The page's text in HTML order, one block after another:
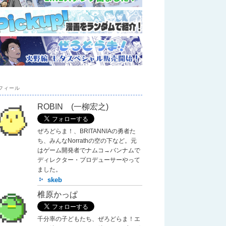
ィール
ROBIN (一柳宏之)
ぜろどらま！、BRITANNIAの勇者た
ち、みんなNorrathの空の下など。元
はゲーム開発者でナムコ→バンナムで
ディレクター・プロデューサーやって
ました。
skeb
椎原かっぱ
千分率の子どもたち、ぜろどらま！エ